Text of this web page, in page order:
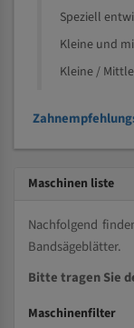
Speziell
Kleine und
Kleine /
Maschinen liste
Nachfolgend
Bandsägeblätter.
Bitte tragen Sie
Maschinenfilter